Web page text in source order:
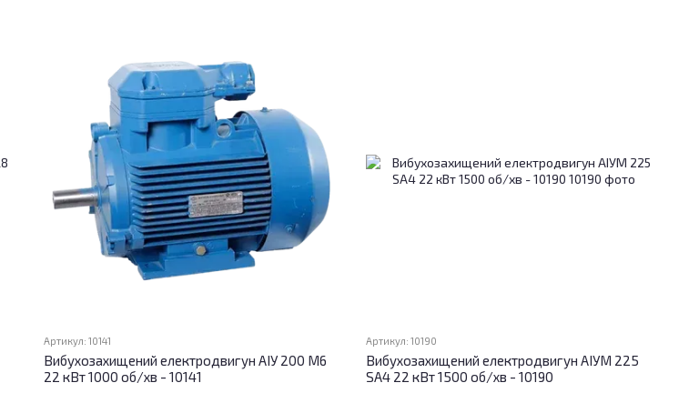
Артикул: 10141
Вибухозахищений електродвигун АІУ 200 М6
22 кВт 1000 об/хв - 10141
Артикул: 10190
Вибухозахищений електродвигун АІУМ 225
SA4 22 кВт 1500 об/хв - 10190